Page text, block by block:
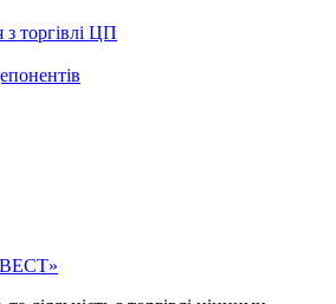
торгівлі ЦП